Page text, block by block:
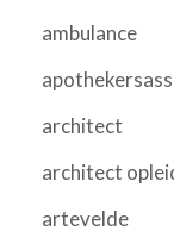
ambulance
architect
architect
artevelde